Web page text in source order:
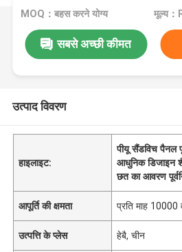
MOQ：बहस करने योग्य मूल्य
सबसे अच्छी कीमत
उत्पाद विवरण
हाइलाइट:
पीयू सैंडविच पैनल
आधुनिक डिजाइन
छत का आवरण
आपूर्ति की क्षमता प्रति माह 10000
उत्पत्ति के प्लेस हेबै, चीन